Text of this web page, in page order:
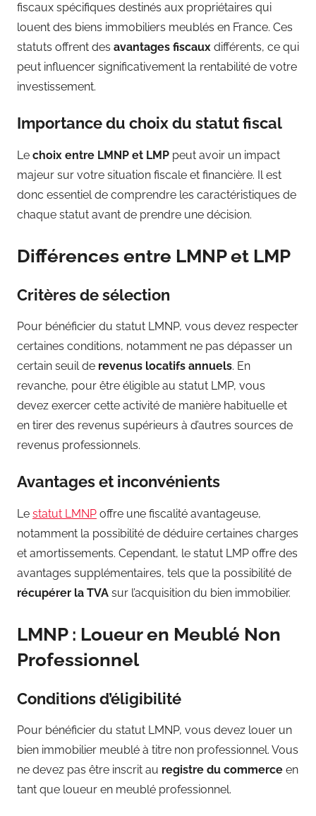
fiscaux spécifiques destinés aux propriétaires qui
louent des biens immobiliers meublés en France. Ces
statuts offrent des avantages fiscaux différents, ce qui
peut influencer significativement la rentabilité de votre
investissement.
Importance du choix du statut fiscal
Le choix entre LMNP et LMP peut avoir un impact
majeur sur votre situation fiscale et financière. Il est
donc essentiel de comprendre les caractéristiques de
chaque statut avant de prendre une décision.
Différences entre LMNP et LMP
Critères de sélection
Pour bénéficier du statut LMNP, vous devez respecter
certaines conditions, notamment ne pas dépasser un
certain seuil de revenus locatifs annuels. En
revanche, pour être éligible au statut LMP, vous
devez exercer cette activité de manière habituelle et
en tirer des revenus supérieurs à d’autres sources de
revenus professionnels.
Avantages et inconvénients
Le statut LMNP offre une fiscalité avantageuse,
notamment la possibilité de déduire certaines charges
et amortissements. Cependant, le statut LMP offre des
avantages supplémentaires, tels que la possibilité de
récupérer la TVA sur l’acquisition du bien immobilier.
LMNP : Loueur en Meublé Non
Professionnel
Conditions d’éligibilité
Pour bénéficier du statut LMNP, vous devez louer un
bien immobilier meublé à titre non professionnel. Vous
ne devez pas être inscrit au registre du commerce en
tant que loueur en meublé professionnel.